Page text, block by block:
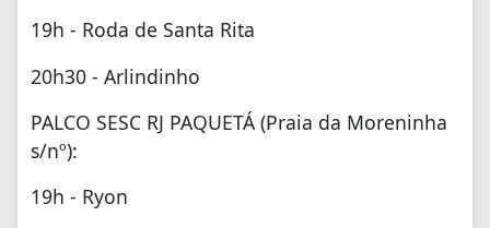
19h - Roda de Santa Rita
20h30 - Arlindinho
PALCO SESC RJ PAQUETÁ (Praia da Moreninha
s/nº):
19h - Ryon